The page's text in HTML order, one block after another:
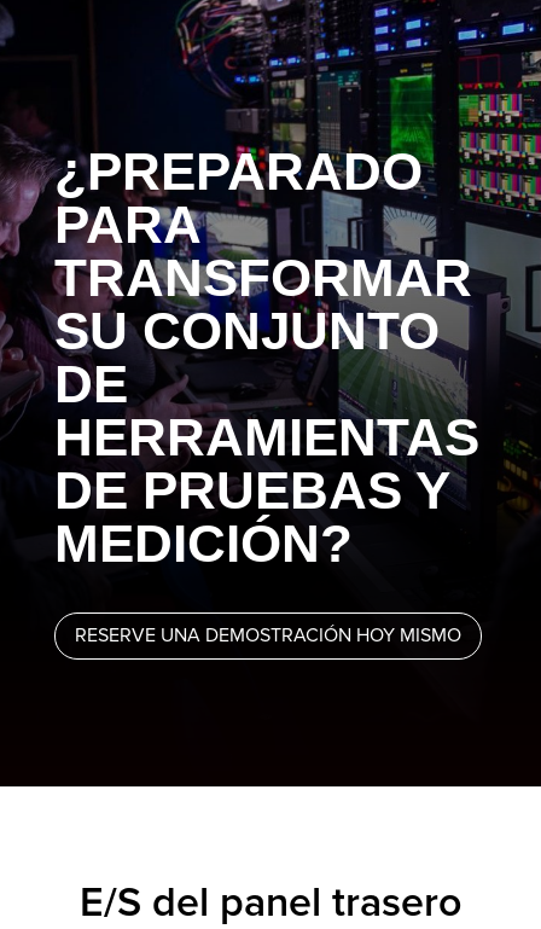
¿PREPARADO
PARA
TRANSFORMAR
SU CONJUNTO
DE
HERRAMIENTAS
DE PRUEBAS Y
MEDICIÓN?
RESERVE UNA DEMOSTRACIÓN HOY MISMO
E/S del panel trasero